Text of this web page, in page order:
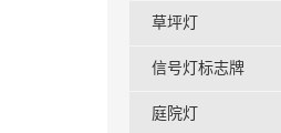
草坪灯
信号灯标志牌
庭院灯